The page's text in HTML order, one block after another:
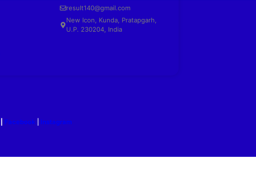
result140@gmail.com
New Icon, Kunda, Pratapgarh,
U.P. 230204, India
Facebook
Instagram